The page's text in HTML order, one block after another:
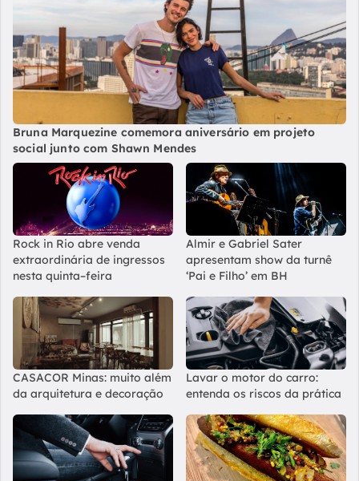
Bruna Marquezine comemora aniversário em projeto
social junto com Shawn Mendes
Rock in Rio abre venda
extraordinária de ingressos
nesta quinta–feira
Almir e Gabriel Sater
apresentam show da turnê
‘Pai e Filho’ em BH
CASACOR Minas: muito além
da arquitetura e decoração
Lavar o motor do carro:
entenda os riscos da prática